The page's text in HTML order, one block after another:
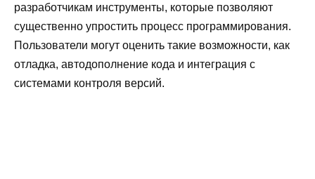
разработчикам инструменты, которые позволяют
существенно упростить процесс программирования.
Пользователи могут оценить такие возможности, как
отладка, автодополнение кода и интеграция с
системами контроля версий.